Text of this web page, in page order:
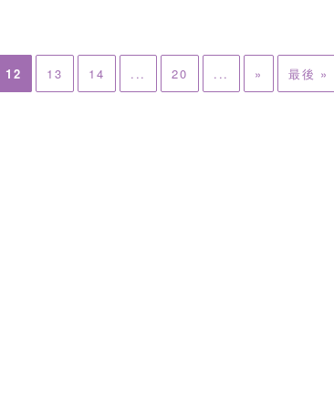
12 13 14 ... 20 ... » 最後 »